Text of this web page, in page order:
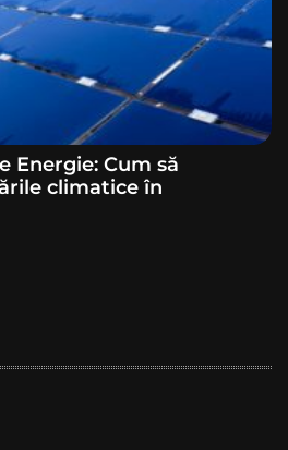
Energie: Cum să
climatice în